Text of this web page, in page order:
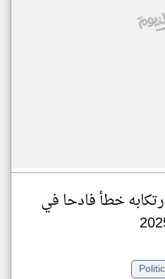
خطأ فادحا في